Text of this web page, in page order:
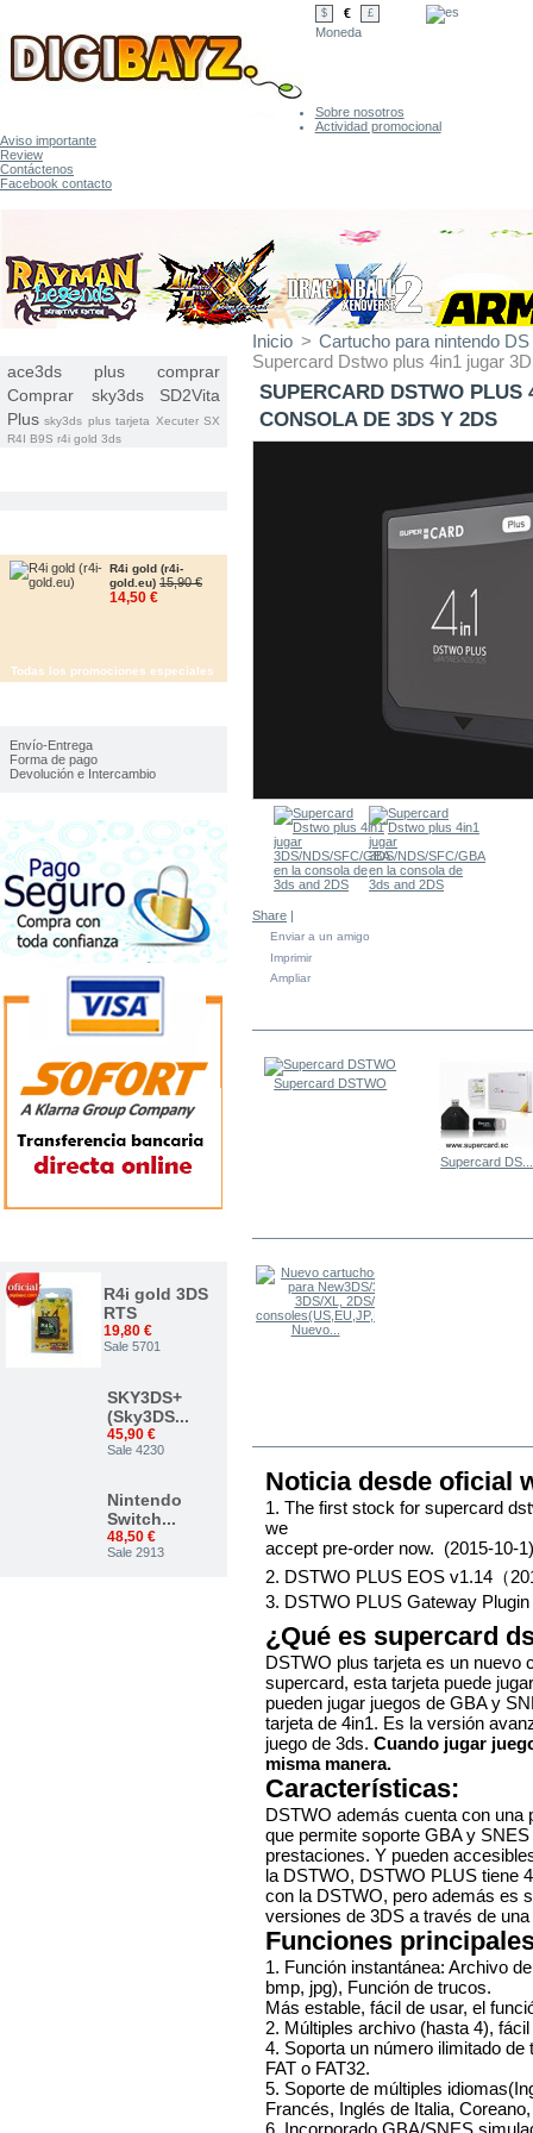
$ € £
Moneda
Sobre nosotros
Actividad promocional
Aviso importante
Review
Contáctenos
Facebook contacto
ace3ds plus comprar
Comprar sky3ds
SD2Vita
Plus sky3ds plus tarjeta Xecuter SX
R4I B9S r4i gold 3ds
R4i gold (r4i-
gold.eu) 15,90 €
14,50 €
Todas los promociones especiales
Envío-Entrega
Forma de pago
Devolución e Intercambio
R4i gold 3DS
RTS
19,80 €
Sale 5701
SKY3DS+
(Sky3DS...
45,90 €
Sale 4230
Nintendo
Switch...
48,50 €
Sale 2913
Inicio > Cartucho para nintendo
Supercard Dstwo plus 4in1 jugar
SUPERCARD DSTWO
CONSOLA DE 3DS Y 2DS
Share |
Enviar a un amigo
Imprimir
Ampliar
Supercard DSTWO
Supercard DS...
Nuevo...
Noticia desde oficial
1. The first stock for supercard
we
accept pre-order now. (2015-10-1)
2. DSTWO PLUS EOS v1.14（
3. DSTWO PLUS Gateway
¿Qué es supercard
DSTWO plus tarjeta es un nuevo
supercard, esta tarjeta puede
pueden jugar juegos de GBA y
tarjeta de 4in1. Es la versión
juego de 3ds. Cuando jugar
misma manera.
Características:
DSTWO además cuenta con una
que permite soporte GBA y
prestaciones. Y pueden
la DSTWO, DSTWO PLUS tiene
con la DSTWO, pero además es
versiones de 3DS a través de
Funciones
1. Función instantánea: Archivo
bmp, jpg), Función de trucos.
Más estable, fácil de usar, el
2. Múltiples archivo (hasta 4),
4. Soporta un número ilimitado
FAT o FAT32.
5. Soporte de múltiples
Francés, Inglés de Italia,